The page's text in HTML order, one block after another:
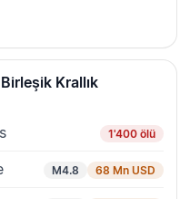
Krallık
1'400 ölü
M4.8 68 Mn USD